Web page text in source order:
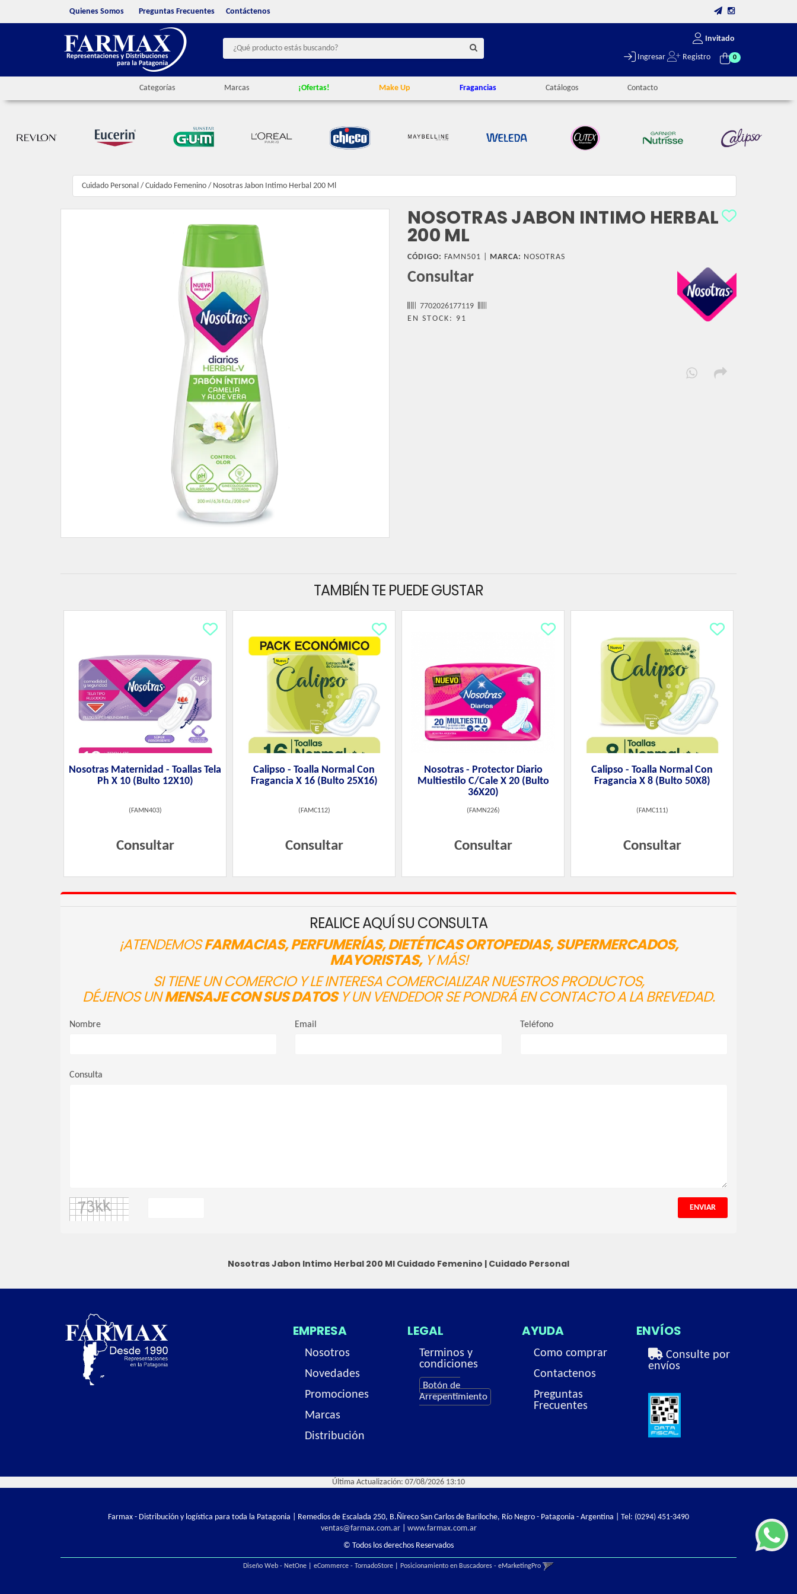
Quienes Somos Preguntas Frecuentes Contáctenos
Invitado
Ingresar Registro 0
Categorías Marcas ¡Ofertas! Make Up Fragancias Catálogos Contacto
Cuidado Personal / Cuidado Femenino / Nosotras Jabon Intimo Herbal 200 Ml
NOSOTRAS JABON INTIMO HERBAL
200 ML
CÓDIGO: FAMN501 | MARCA: NOSOTRAS
Consultar
7702026177119
EN STOCK: 91
TAMBIÉN TE PUEDE GUSTAR
Nosotras Maternidad - Toallas Tela
Ph X 10 (Bulto 12X10)
( FAMN403)
Consultar
Calipso - Toalla Normal Con
Fragancia X 16 (Bulto 25X16)
( FAMC112)
Consultar
Nosotras - Protector Diario
Multiestilo C/Cale X 20 (Bulto
36X20)
( FAMN226)
Consultar
Calipso - Toalla Normal Con
Fragancia X 8 (Bulto 50X8)
( FAMC111)
Consultar
REALICE AQUÍ SU CONSULTA
¡ATENDEMOSFARMACIAS, PERFUMERÍAS, DIETÉTICAS ORTOPEDIAS, SUPERMERCADOS,
MAYORISTAS,Y MÁS!
SI TIENE UN COMERCIO Y LE INTERESA COMERCIALIZAR NUESTROS PRODUCTOS,
DÉJENOS UNMENSAJE CON SUS DATOSY UN VENDEDOR SE PONDRÁ EN CONTACTO A LA BREVEDAD.
Nombre Email Teléfono
Consulta
ENVIAR
Nosotras Jabon Intimo Herbal 200 Ml Cuidado Femenino | Cuidado Personal
EMPRESA
Nosotros
Novedades
Promociones
Marcas
Distribución
LEGAL
Terminos y
condiciones
Botón de
Arrepentimiento
AYUDA
Como comprar
Contactenos
Preguntas
Frecuentes
ENVÍOS
Consulte por
envíos
Última Actualización: 07/08/2026 13:10
Farmax - Distribución y logística para toda la Patagonia | Remedios de Escalada 250, B.Ñireco San Carlos de Bariloche, Río Negro - Patagonia - Argentina | Tel: (0294) 451-3490
ventas@farmax.com.ar| www.farmax.com.ar
© Todos los derechos Reservados
Diseño Web - NetOne eCommerce - TornadoStore Posicionamiento en Buscadores - eMarketingPro